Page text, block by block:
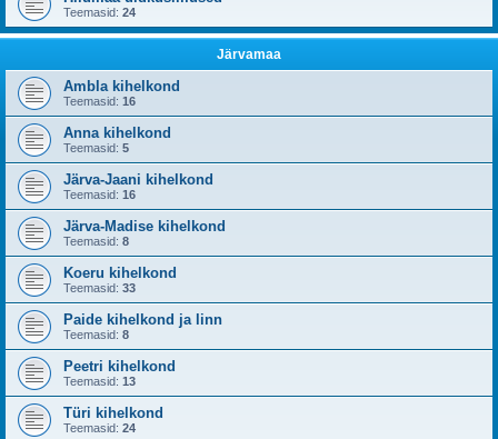
Teemasid: 24
Järvamaa
Ambla kihelkond
Teemasid: 16
Anna kihelkond
Teemasid: 5
Järva-Jaani kihelkond
Teemasid: 16
Järva-Madise kihelkond
Teemasid: 8
Koeru kihelkond
Teemasid: 33
Paide kihelkond ja linn
Teemasid: 8
Peetri kihelkond
Teemasid: 13
Türi kihelkond
Teemasid: 24